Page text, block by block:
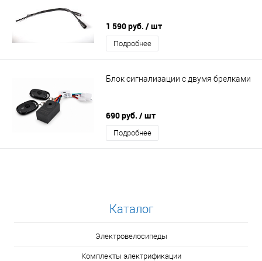
1 590 руб. / шт
Подробнее
Блок сигнализации с двумя брелками
690 руб. / шт
Подробнее
Каталог
Электровелосипеды
Комплекты электрификации